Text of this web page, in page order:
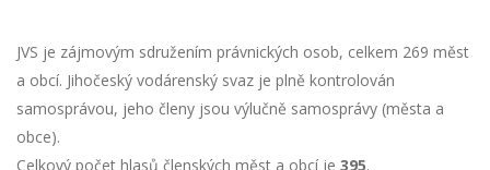
JVS je zájmovým sdružením právnických osob, celkem 269 měst
a obcí. Jihočeský vodárenský svaz je plně kontrolován
samosprávou, jeho členy jsou výlučně samosprávy (města a
obce).
Celkový počet hlasů členských měst a obcí je 395.